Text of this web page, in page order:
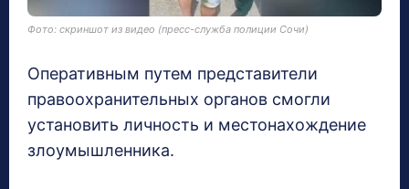
Фото: скриншот из видео (пресс-служба полиции Сочи)
Оперативным путем представители
правоохранительных органов смогли
установить личность и местонахождение
злоумышленника.